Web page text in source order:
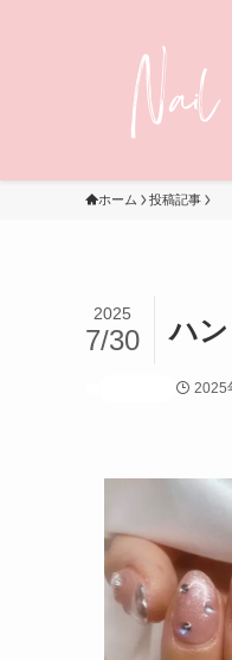
ホーム 投稿記事
ハ
2025
7/30
2025